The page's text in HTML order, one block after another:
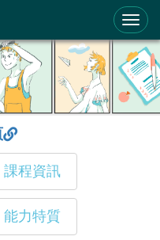
課程資訊
能力特質